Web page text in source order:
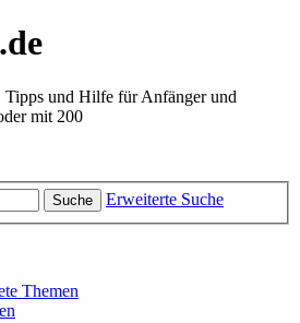
Tipps und Hilfe für Anfänger und
mit 200
Suche Erweiterte Suche
Themen